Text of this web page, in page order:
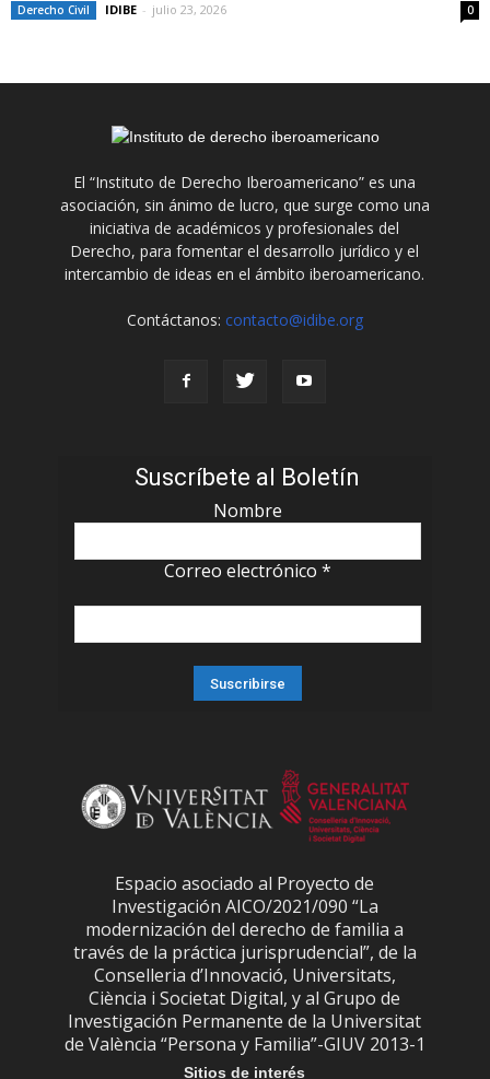
Derecho Civil IDIBE - julio 23, 2026 0
El “Instituto de Derecho Iberoamericano” es una
asociación, sin ánimo de lucro, que surge como una
iniciativa de académicos y profesionales del
Derecho, para fomentar el desarrollo jurídico y el
intercambio de ideas en el ámbito iberoamericano.
Contáctanos: contacto@idibe.org
Suscríbete al Boletín
Nombre
Correo electrónico *
Espacio asociado al Proyecto de
Investigación AICO/2021/090 “La
modernización del derecho de familia a
través de la práctica jurisprudencial”, de la
Conselleria d’Innovació, Universitats,
Ciència i Societat Digital, y al Grupo de
Investigación Permanente de la Universitat
de València “Persona y Familia”-GIUV 2013-1
Sitios de interés